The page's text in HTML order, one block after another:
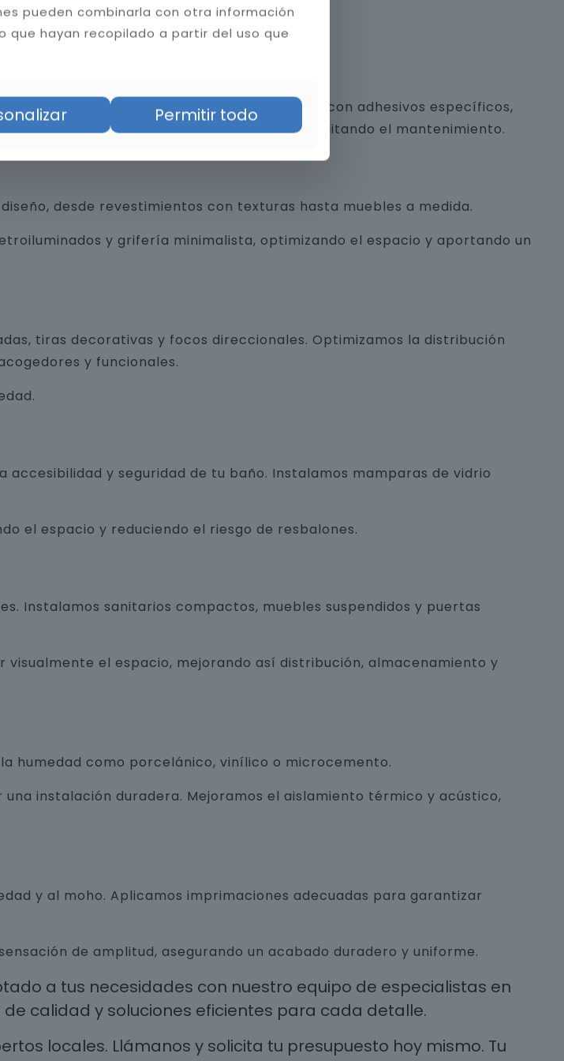
cerámica, porcelánico y piedra natural con adhesivos específicos,
y hongos, mejorando la estética y facilitando el mantenimiento.
desde revestimientos con texturas hasta muebles a medida.
y grifería minimalista, optimizando el espacio y aportando un
tiras decorativas y focos direccionales. Optimizamos la distribución
y funcionales.
y seguridad de tu baño. Instalamos mamparas de vidrio
el espacio y reduciendo el riesgo de resbalones.
Instalamos sanitarios compactos, muebles suspendidos y puertas
el espacio, mejorando así distribución, almacenamiento y
humedad como porcelánico, vinílico o microcemento.
instalación duradera. Mejoramos el aislamiento térmico y acústico,
y al moho. Aplicamos imprimaciones adecuadas para garantizar
de amplitud, asegurando un acabado duradero y uniforme.
a tus necesidades con nuestro equipo de especialistas en
calidad y soluciones eficientes para cada detalle.
locales. Llámanos y solicita tu presupuesto hoy mismo. Tu
pueden combinarla con otra información
que hayan recopilado a partir del uso que
Permitir todo